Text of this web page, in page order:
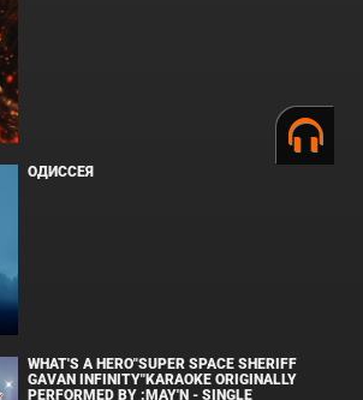
ОДИССЕЯ
WHAT'S A HERO"SUPER SPACE SHERIFF
GAVAN INFINITY"KARAOKE ORIGINALLY
PERFORMED BY :MAY'N - SINGLE